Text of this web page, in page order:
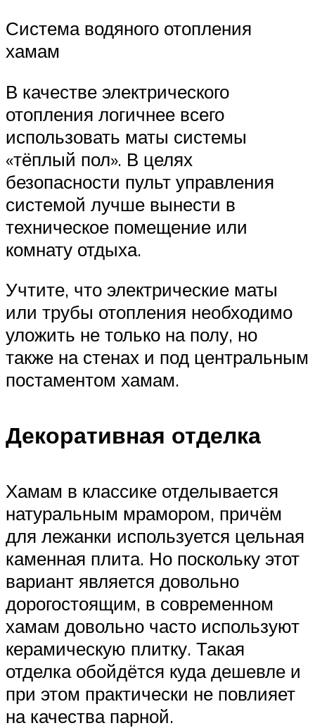
Система водяного отопления
хамам
В качестве электрического
отопления логичнее всего
использовать маты системы
«тёплый пол». В целях
безопасности пульт управления
системой лучше вынести в
техническое помещение или
комнату отдыха.
Учтите, что электрические маты
или трубы отопления необходимо
уложить не только на полу, но
также на стенах и под центральным
постаментом хамам.
Декоративная отделка
Хамам в классике отделывается
натуральным мрамором, причём
для лежанки используется цельная
каменная плита. Но поскольку этот
вариант является довольно
дорогостоящим, в современном
хамам довольно часто используют
керамическую плитку. Такая
отделка обойдётся куда дешевле и
при этом практически не повлияет
на качества парной.